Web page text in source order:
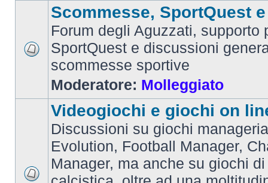
Scommesse, SportQuest
Forum degli Aguzzati, supporto
SportQuest e discussioni
scommesse sportive
Moderatore: Molleggiato
Videogiochi e giochi on
Discussioni su giochi
Evolution, Football Manager,
Manager, ma anche su giochi